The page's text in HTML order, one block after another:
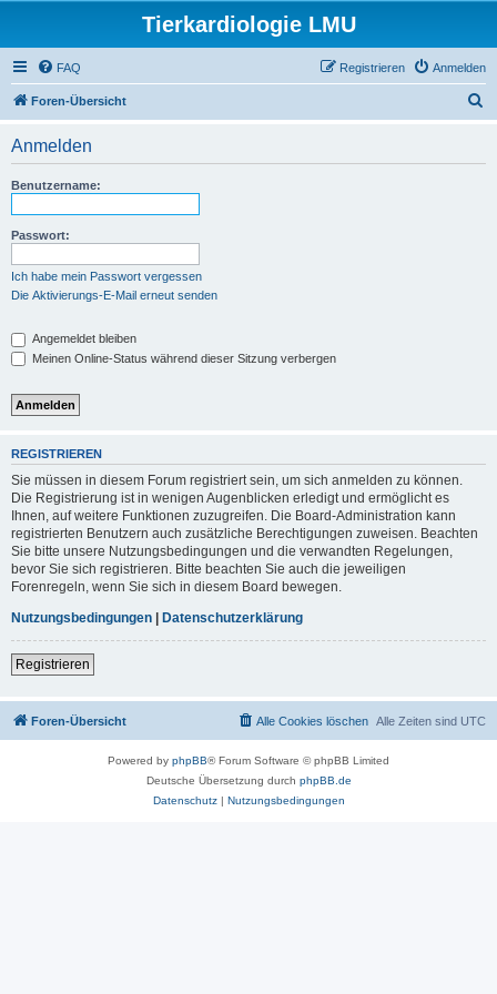
Tierkardiologie LMU
FAQ Anmelden
Registrieren
Foren-Übersicht
Anmelden
Benutzername:
Passwort:
Ich habe mein Passwort vergessen
Die Aktivierungs-E-Mail erneut senden
Angemeldet bleiben
Meinen Online-Status während dieser Sitzung verbergen
REGISTRIEREN
Sie müssen in diesem Forum registriert sein, um sich anmelden zu können.
Die Registrierung ist in wenigen Augenblicken erledigt und ermöglicht es
Ihnen, auf weitere Funktionen zuzugreifen. Die Board-Administration kann
registrierten Benutzern auch zusätzliche Berechtigungen zuweisen. Beachten
Sie bitte unsere Nutzungsbedingungen und die verwandten Regelungen,
bevor Sie sich registrieren. Bitte beachten Sie auch die jeweiligen
Forenregeln, wenn Sie sich in diesem Board bewegen.
Nutzungsbedingungen | Datenschutzerklärung
Registrieren
Foren-Übersicht Alle Zeiten sind UTC
Alle Cookies löschen
Powered by phpBB® Forum Software © phpBB Limited
Deutsche Übersetzung durch phpBB.de
Datenschutz| Nutzungsbedingungen